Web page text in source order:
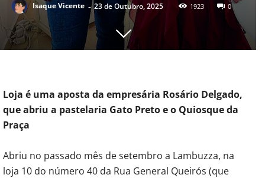
Isaque Vicente - 23 de Outubro, 2025 1923 0
Loja é uma aposta da empresária Rosário Delgado,
que abriu a pastelaria Gato Preto e o Quiosque da
Praça
Abriu no passado mês de setembro a Lambuzza, na
loja 10 do número 40 da Rua General Queirós (que